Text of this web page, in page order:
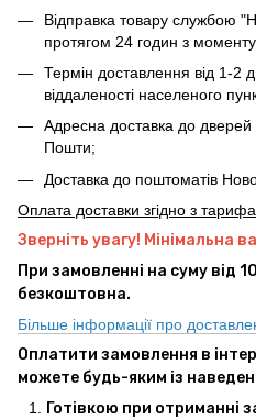
Відправка товару службою
протягом 24 годин з
Термін доставлення від 1-2
віддаленості населеного
Адресна доставка до дверей
Пошти;
Доставка до поштоматів
Оплата доставки згідно з
Зверніть увагу! Мінімальна
При замовленні на суму від
безкоштовна.
Більше інформації про
Оплатити замовлення в
можете будь-яким із
Готівкою при отриманні